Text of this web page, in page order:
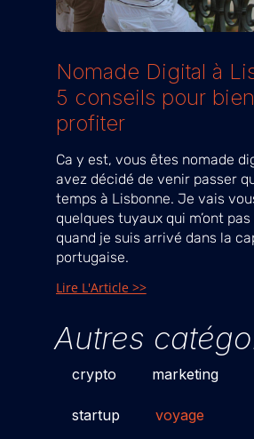
Nomade Digital à
5 conseils pour
profiter
Ca y est, vous êtes nomade
avez décidé de venir passer
temps à Lisbonne. Je vais
quelques tuyaux qui m’ont
quand je suis arrivé dans la
portugaise.
Lire L'Article >>
Autres
crypto marketing
startup voyage